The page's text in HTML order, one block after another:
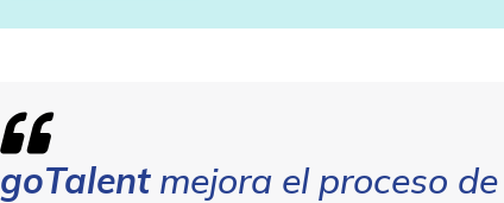
goTalentmejora el proceso de